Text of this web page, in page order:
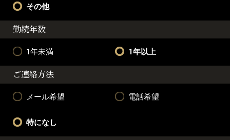
その他
勤続年数
1年未満 1年以上
ご連絡方法
メール希望 電話希望
特になし